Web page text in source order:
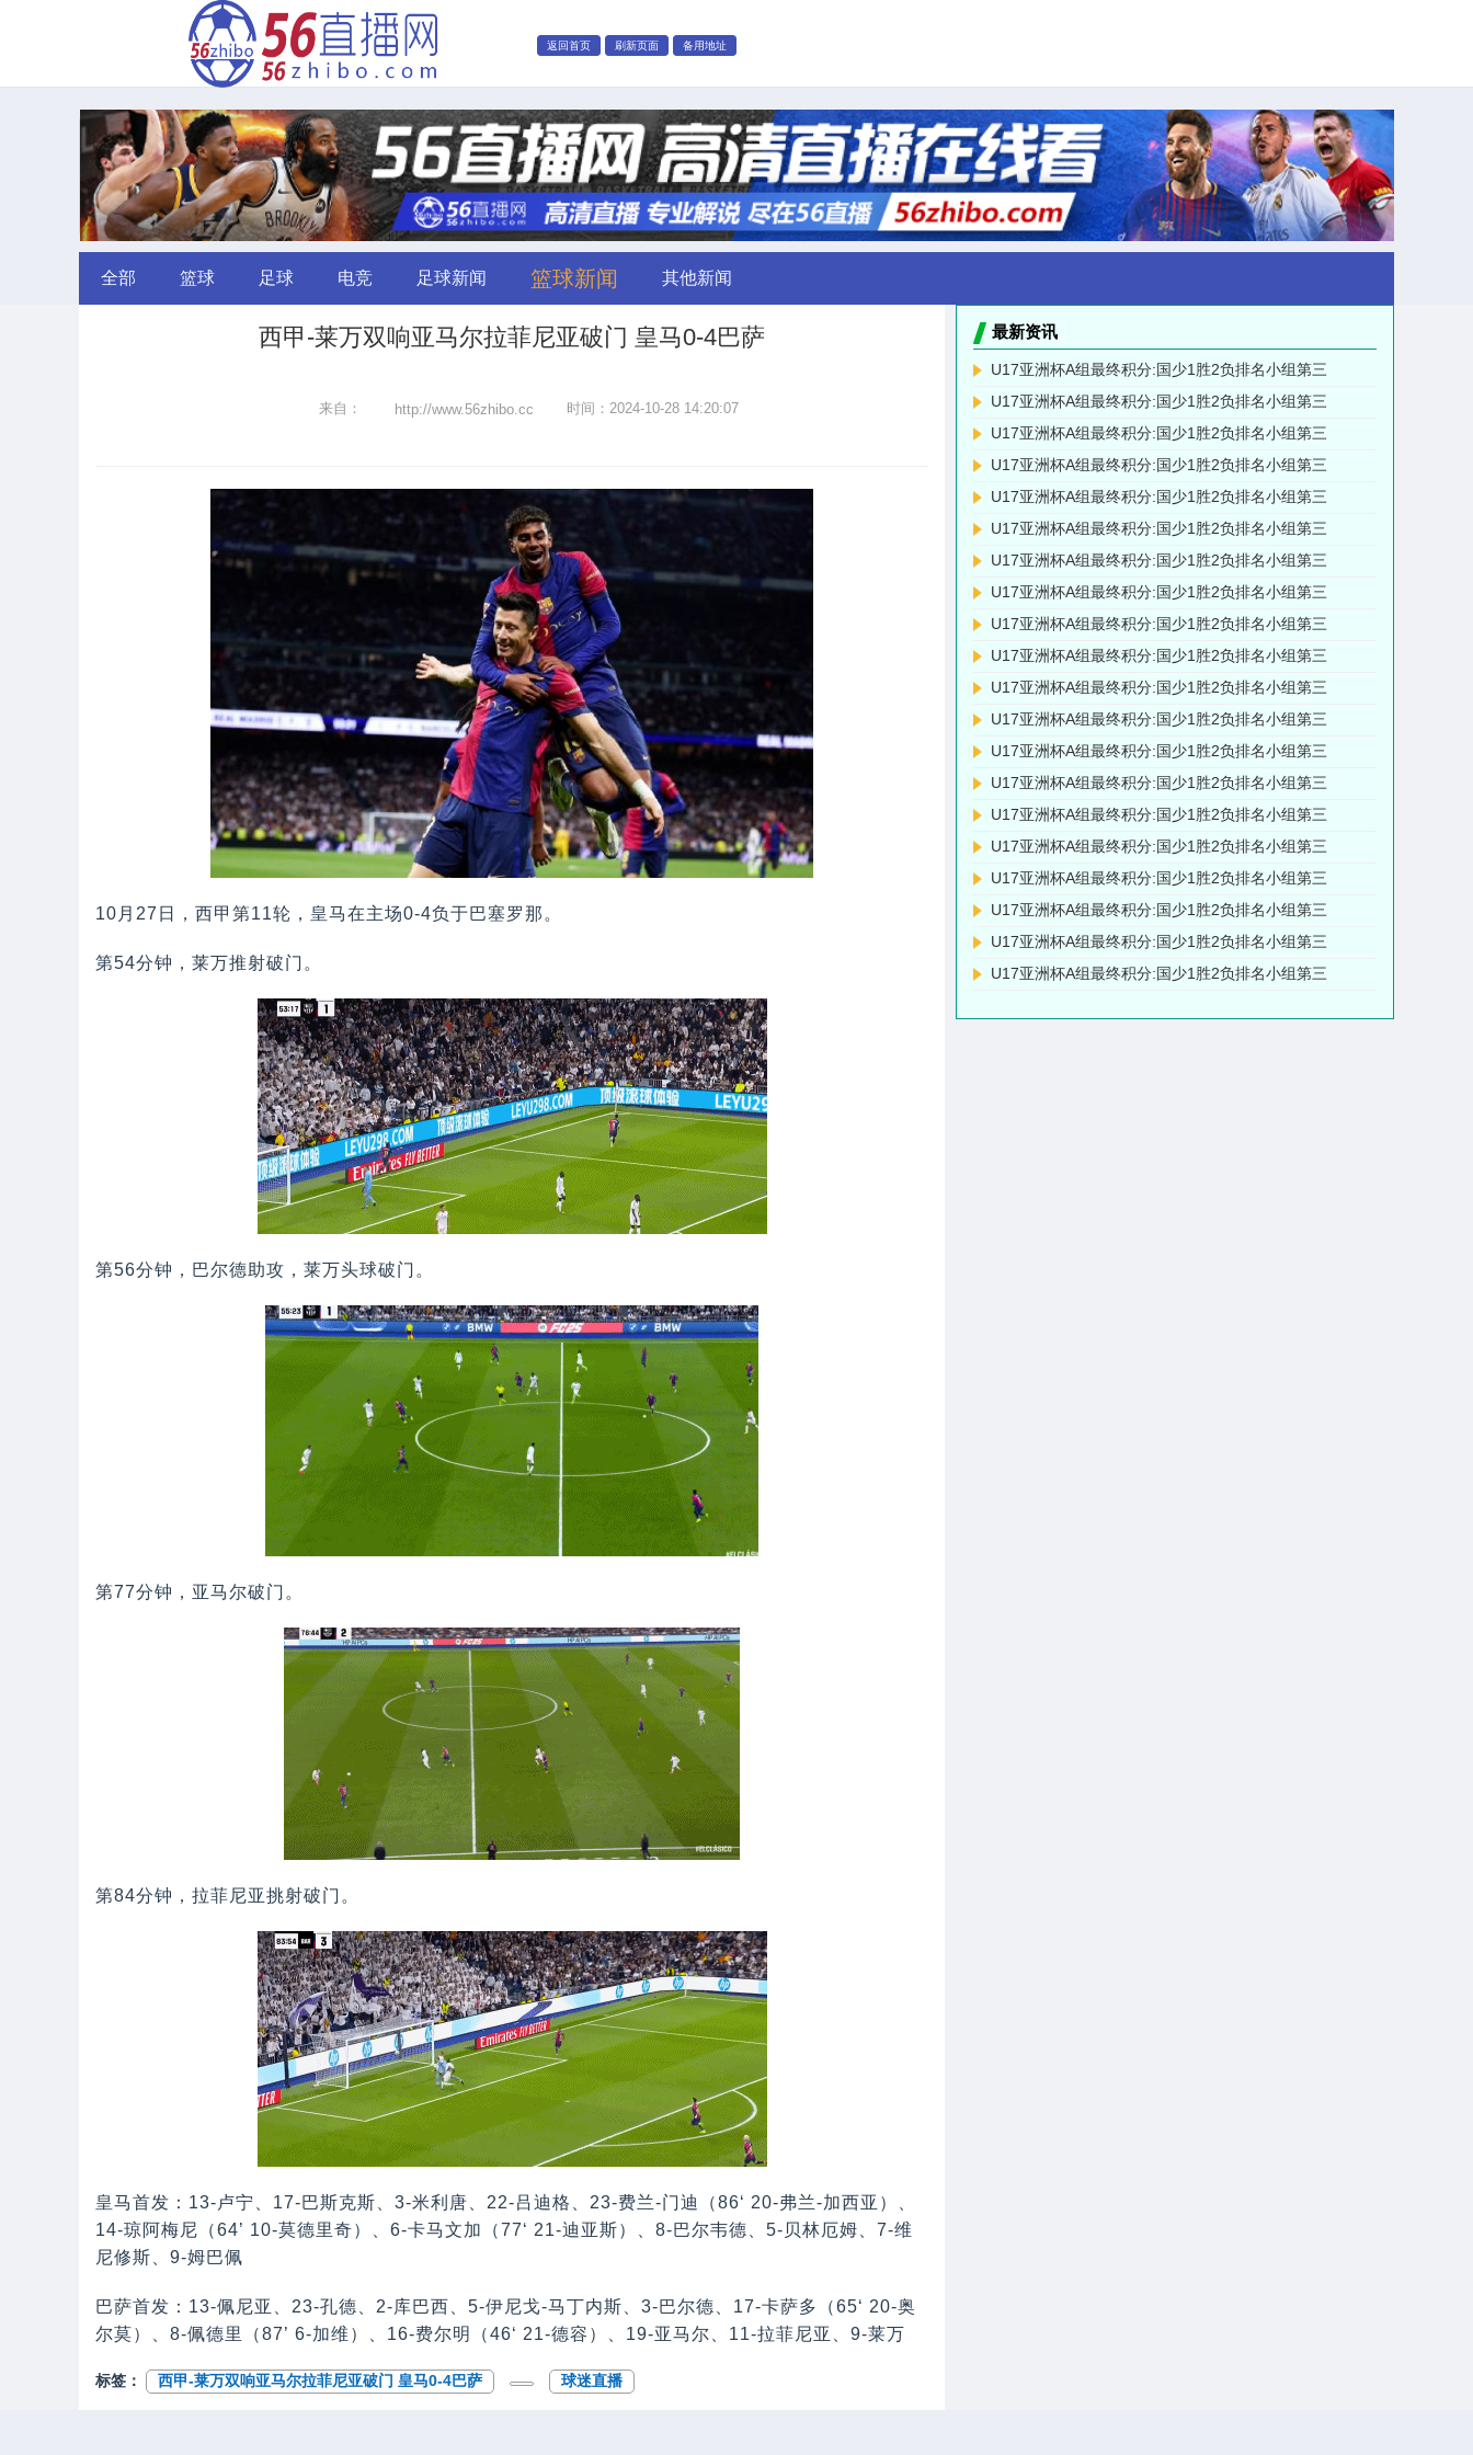
返回首页 刷新页面 备用地址
全部 篮球 足球 电竞 足球新闻 篮球新闻 其他新闻
西甲-莱万双响亚马尔拉菲尼亚破门 皇马0-4巴萨
来自： http://www.56zhibo.cc 时间：2024-10-28 14:20:07
10月27日，西甲第11轮，皇马在主场0-4负于巴塞罗那。
第54分钟，莱万推射破门。
第56分钟，巴尔德助攻，莱万头球破门。
第77分钟，亚马尔破门。
第84分钟，拉菲尼亚挑射破门。
皇马首发：13-卢宁、17-巴斯克斯、3-米利唐、22-吕迪格、23-费兰-门迪（86‘ 20-弗兰-加西亚）、
14-琼阿梅尼（64’ 10-莫德里奇）、6-卡马文加（77‘ 21-迪亚斯）、8-巴尔韦德、5-贝林厄姆、7-维
尼修斯、9-姆巴佩
巴萨首发：13-佩尼亚、23-孔德、2-库巴西、5-伊尼戈-马丁内斯、3-巴尔德、17-卡萨多（65‘ 20-奥
尔莫）、8-佩德里（87’ 6-加维）、16-费尔明（46‘ 21-德容）、19-亚马尔、11-拉菲尼亚、9-莱万
标签： 西甲-莱万双响亚马尔拉菲尼亚破门 皇马0-4巴萨 球迷直播
最新资讯
U17亚洲杯A组最终积分:国少1胜2负排名小组第三
U17亚洲杯A组最终积分:国少1胜2负排名小组第三
U17亚洲杯A组最终积分:国少1胜2负排名小组第三
U17亚洲杯A组最终积分:国少1胜2负排名小组第三
U17亚洲杯A组最终积分:国少1胜2负排名小组第三
U17亚洲杯A组最终积分:国少1胜2负排名小组第三
U17亚洲杯A组最终积分:国少1胜2负排名小组第三
U17亚洲杯A组最终积分:国少1胜2负排名小组第三
U17亚洲杯A组最终积分:国少1胜2负排名小组第三
U17亚洲杯A组最终积分:国少1胜2负排名小组第三
U17亚洲杯A组最终积分:国少1胜2负排名小组第三
U17亚洲杯A组最终积分:国少1胜2负排名小组第三
U17亚洲杯A组最终积分:国少1胜2负排名小组第三
U17亚洲杯A组最终积分:国少1胜2负排名小组第三
U17亚洲杯A组最终积分:国少1胜2负排名小组第三
U17亚洲杯A组最终积分:国少1胜2负排名小组第三
U17亚洲杯A组最终积分:国少1胜2负排名小组第三
U17亚洲杯A组最终积分:国少1胜2负排名小组第三
U17亚洲杯A组最终积分:国少1胜2负排名小组第三
U17亚洲杯A组最终积分:国少1胜2负排名小组第三